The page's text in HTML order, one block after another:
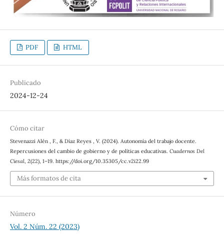
PDF HTML
Publicado
2024-12-24
Cómo citar
Stevenazzi Alén , F., & Díaz Reyes , V. (2024). Autonomía del trabajo docente.
Repercusiones del cambio de gobierno y de políticas educativas. Cuadernos Del
Ciesal, 2(22), 1–19. https://doi.org/10.35305/cc.v2i22.99
Más formatos de cita
Número
Vol. 2 Núm. 22 (2023)